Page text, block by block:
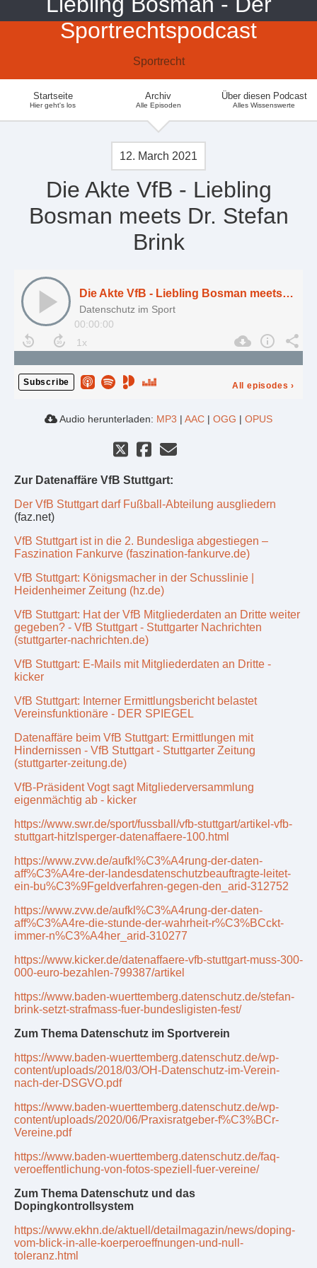
Sportrechtspodcast
Sportrecht
Startseite
Hier geht's los
Archiv
Alle Episoden
Über diesen Podcast
Alles Wissenswerte
12. March 2021
Die Akte VfB - Liebling
Bosman meets Dr. Stefan
Brink
Die Akte VfB - Liebling Bosman meets Dr. Stefan Brink
Datenschutz im Sport
00:00:00
Subscribe All episodes ›
Audio herunterladen: MP3 | AAC | OGG | OPUS
Zur Datenaffäre VfB Stuttgart:
Der VfB Stuttgart darf Fußball-Abteilung ausgliedern
(faz.net)
VfB Stuttgart ist in die 2. Bundesliga abgestiegen –
Faszination Fankurve (faszination-fankurve.de)
VfB Stuttgart: Königsmacher in der Schusslinie |
Heidenheimer Zeitung (hz.de)
VfB Stuttgart: Hat der VfB Mitgliederdaten an Dritte weiter
gegeben? - VfB Stuttgart - Stuttgarter Nachrichten
(stuttgarter-nachrichten.de)
VfB Stuttgart: E-Mails mit Mitgliederdaten an Dritte -
kicker
VfB Stuttgart: Interner Ermittlungsbericht belastet
Vereinsfunktionäre - DER SPIEGEL
Datenaffäre beim VfB Stuttgart: Ermittlungen mit
Hindernissen - VfB Stuttgart - Stuttgarter Zeitung
(stuttgarter-zeitung.de)
VfB-Präsident Vogt sagt Mitgliederversammlung
eigenmächtig ab - kicker
https://www.swr.de/sport/fussball/vfb-stuttgart/artikel-vfb-
stuttgart-hitzlsperger-datenaffaere-100.html
https://www.zvw.de/aufkl%C3%A4rung-der-daten-
aff%C3%A4re-der-landesdatenschutzbeauftragte-leitet-
ein-bu%C3%9Fgeldverfahren-gegen-den_arid-312752
https://www.zvw.de/aufkl%C3%A4rung-der-daten-
aff%C3%A4re-die-stunde-der-wahrheit-r%C3%BCckt-
immer-n%C3%A4her_arid-310277
https://www.kicker.de/datenaffaere-vfb-stuttgart-muss-300-
000-euro-bezahlen-799387/artikel
https://www.baden-wuerttemberg.datenschutz.de/stefan-
brink-setzt-strafmass-fuer-bundesligisten-fest/
Zum Thema Datenschutz im Sportverein
https://www.baden-wuerttemberg.datenschutz.de/wp-
content/uploads/2018/03/OH-Datenschutz-im-Verein-
nach-der-DSGVO.pdf
https://www.baden-wuerttemberg.datenschutz.de/wp-
content/uploads/2020/06/Praxisratgeber-f%C3%BCr-
Vereine.pdf
https://www.baden-wuerttemberg.datenschutz.de/faq-
veroeffentlichung-von-fotos-speziell-fuer-vereine/
Zum Thema Datenschutz und das
Dopingkontrollsystem
https://www.ekhn.de/aktuell/detailmagazin/news/doping-
vom-blick-in-alle-koerperoeffnungen-und-null-
toleranz.html